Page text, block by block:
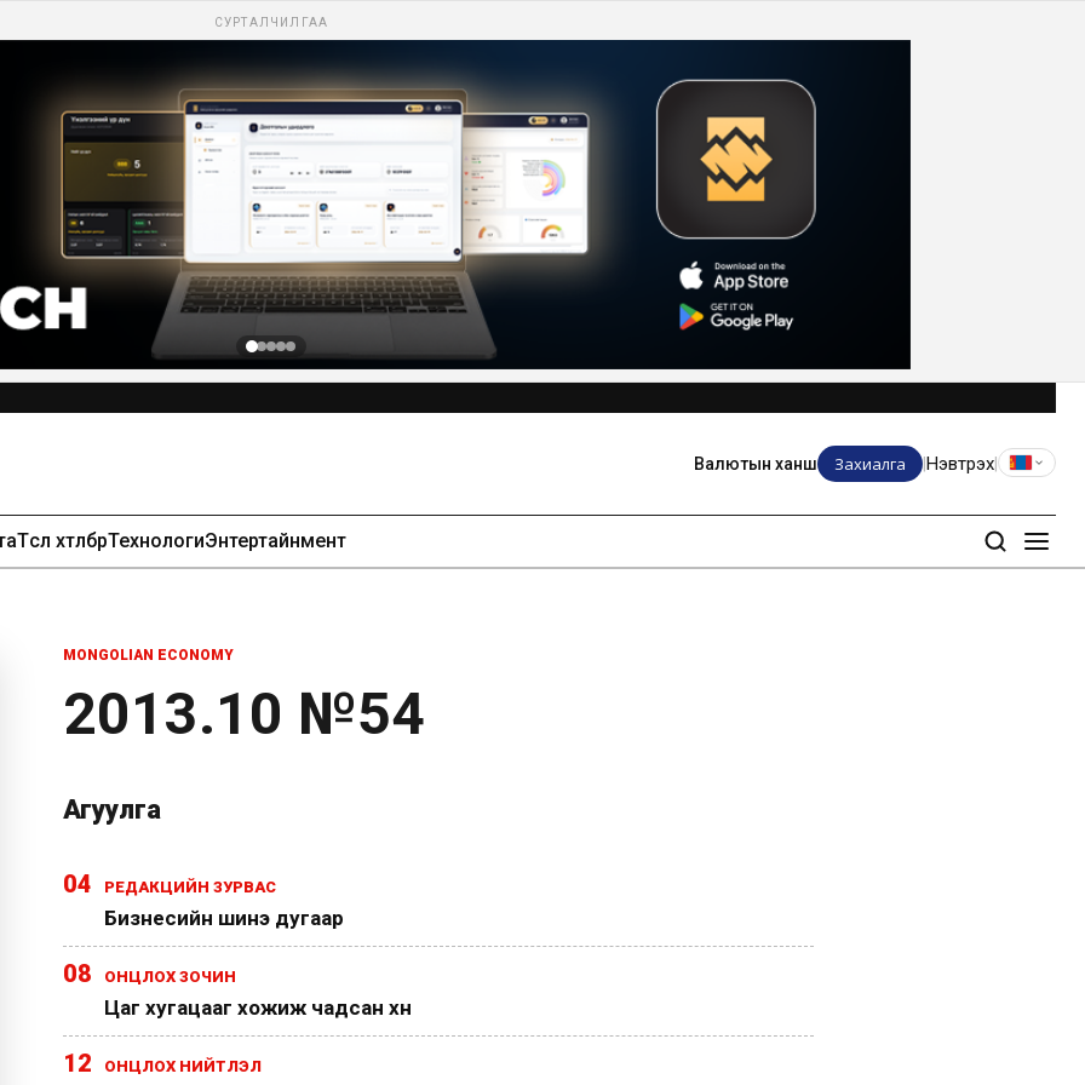
СУРТАЛЧИЛГАА
Валютын ханш Захиалга Нэвтрэх
Төсөл хөтөлбөрТехнологиЭнтертайнмент
MONGOLIAN ECONOMY
2013.10 №54
Агуулга
04 РЕДАКЦИЙН ЗУРВАС
Бизнесийн шинэ дугаар
08 ОНЦЛОХ ЗОЧИН
Цаг хугацааг хожиж чадсан хүн
12 ОНЦЛОХ НИЙТЛЭЛ